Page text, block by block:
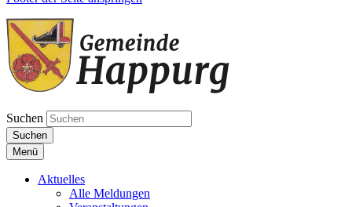
Suchen
Suchen
Menü
Aktuelles
Alle Meldungen